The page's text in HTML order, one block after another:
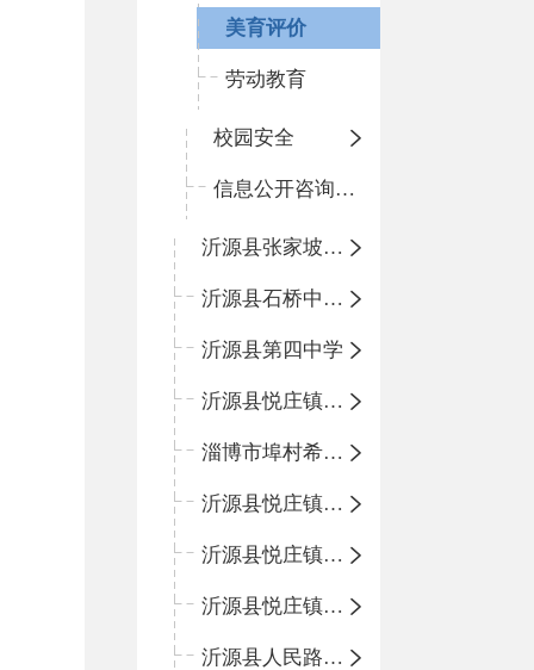
美育评价
劳动教育
校园安全
信息公开咨询指南
沂源县张家坡中心学校
沂源县石桥中心学校
沂源县第四中学
沂源县悦庄镇中心小学
淄博市埠村希望小学
沂源县悦庄镇青龙山小学
沂源县悦庄镇鲍庄完小
沂源县悦庄镇赵庄小学
沂源县人民路小学